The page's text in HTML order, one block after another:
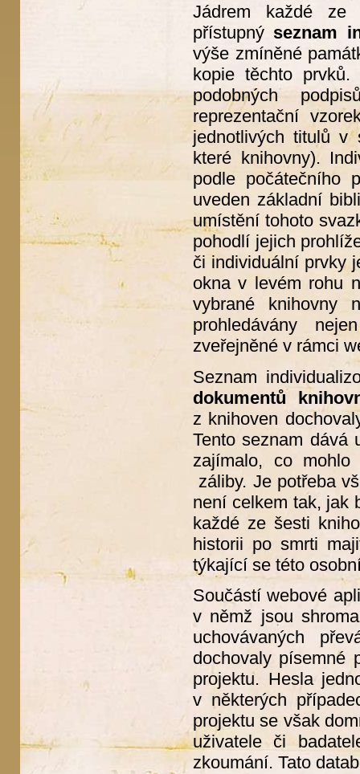
Jádrem každé ze
přístupný seznam
výše zmíněné
kopie těchto
podobných
reprezentační
jednotlivých titulů v
které knihovny).
podle počátečního
uveden základní
umístění tohoto
pohodlí jejich
či individuální prvky
okna v levém rohu
vybrané knihovny
prohledávány
zveřejněné v rámci
Seznam
dokumentů
z knihoven
Tento seznam dává
zajímalo, co
záliby. Je potřeba
není celkem tak, jak
každé ze šesti
historii po smrti
týkající se této
Součástí webové
v němž jsou
uchovávaných
dochovaly písemné
projektu. Hesla
v některých
projektu se však
uživatele či
zkoumání. Tato